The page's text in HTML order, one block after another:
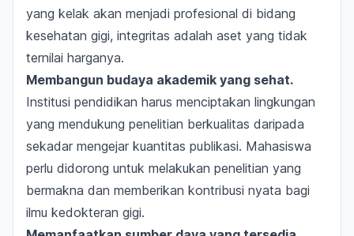
yang kelak akan menjadi profesional di bidang
kesehatan gigi, integritas adalah aset yang tidak
ternilai harganya.
Membangun budaya akademik yang sehat.
Institusi pendidikan harus menciptakan lingkungan
yang mendukung penelitian berkualitas daripada
sekadar mengejar kuantitas publikasi. Mahasiswa
perlu didorong untuk melakukan penelitian yang
bermakna dan memberikan kontribusi nyata bagi
ilmu kedokteran gigi.